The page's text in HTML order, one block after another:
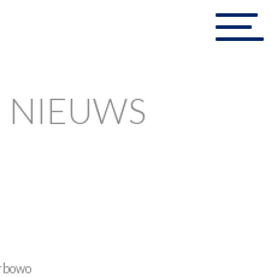
NIEUWS